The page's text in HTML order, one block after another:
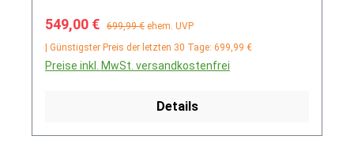
Verkaufspreis:
549,00 € Regulärer Preis:
699,99 € ehem. UVP
| Günstigster Preis der letzten 30 Tage: 699,99 €
Preise inkl. MwSt. versandkostenfrei
Details